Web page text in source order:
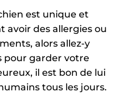
est unique et
avoir des allergies ou
alors allez-y
pour garder votre
il est bon de lui
tous les jours.